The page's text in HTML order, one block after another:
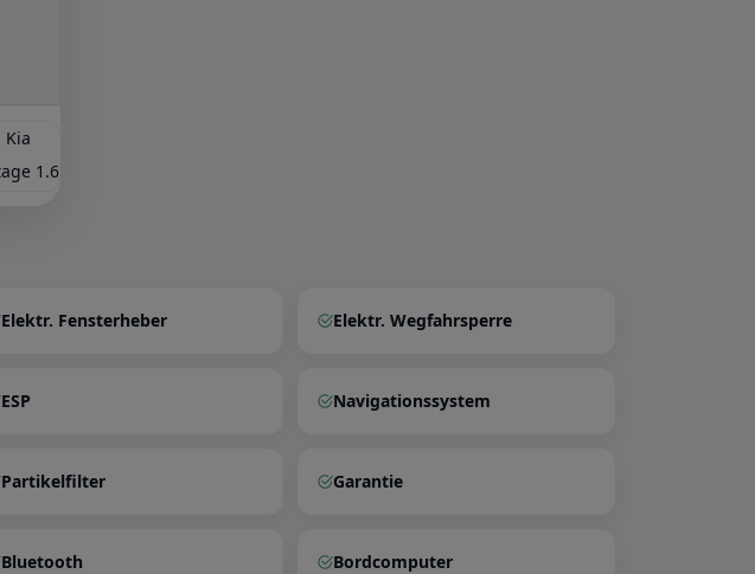
Elektr. Fensterheber Elektr. Wegfahrsperre
ESP Navigationssystem
Partikelfilter Garantie
Bluetooth Bordcomputer